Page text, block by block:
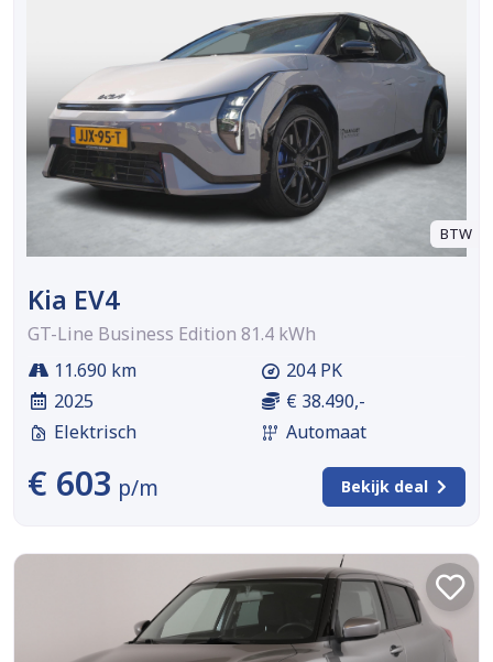
BTW
Kia EV4
GT-Line Business Edition 81.4 kWh
11.690 km
2025
Elektrisch
204 PK
€ 38.490,-
Automaat
€ 603 p/m Bekijk deal